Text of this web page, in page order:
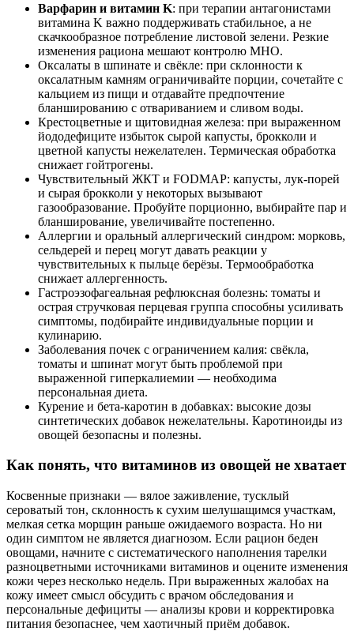
Варфарин и витамин K: при терапии антагонистами
витамина K важно поддерживать стабильное, а не
скачкообразное потребление листовой зелени. Резкие
изменения рациона мешают контролю МНО.
Оксалаты в шпинате и свёкле: при склонности к
оксалатным камням ограничивайте порции, сочетайте с
кальцием из пищи и отдавайте предпочтение
бланшированию с отвариванием и сливом воды.
Крестоцветные и щитовидная железа: при выраженном
йододефиците избыток сырой капусты, брокколи и
цветной капусты нежелателен. Термическая обработка
снижает гойтрогены.
Чувствительный ЖКТ и FODMAP: капусты, лук-порей
и сырая брокколи у некоторых вызывают
газообразование. Пробуйте порционно, выбирайте пар и
бланширование, увеличивайте постепенно.
Аллергии и оральный аллергический синдром: морковь,
сельдерей и перец могут давать реакции у
чувствительных к пыльце берёзы. Термообработка
снижает аллергенность.
Гастроэзофагеальная рефлюксная болезнь: томаты и
острая стручковая перцевая группа способны усиливать
симптомы, подбирайте индивидуальные порции и
кулинарию.
Заболевания почек с ограничением калия: свёкла,
томаты и шпинат могут быть проблемой при
выраженной гиперкалиемии — необходима
персональная диета.
Курение и бета-каротин в добавках: высокие дозы
синтетических добавок нежелательны. Каротиноиды из
овощей безопасны и полезны.
Как понять, что витаминов из овощей не хватает
Косвенные признаки — вялое заживление, тусклый
сероватый тон, склонность к сухим шелушащимся участкам,
мелкая сетка морщин раньше ожидаемого возраста. Но ни
один симптом не является диагнозом. Если рацион беден
овощами, начните с систематического наполнения тарелки
разноцветными источниками витаминов и оцените изменения
кожи через несколько недель. При выраженных жалобах на
кожу имеет смысл обсудить с врачом обследования и
персональные дефициты — анализы крови и корректировка
питания безопаснее, чем хаотичный приём добавок.